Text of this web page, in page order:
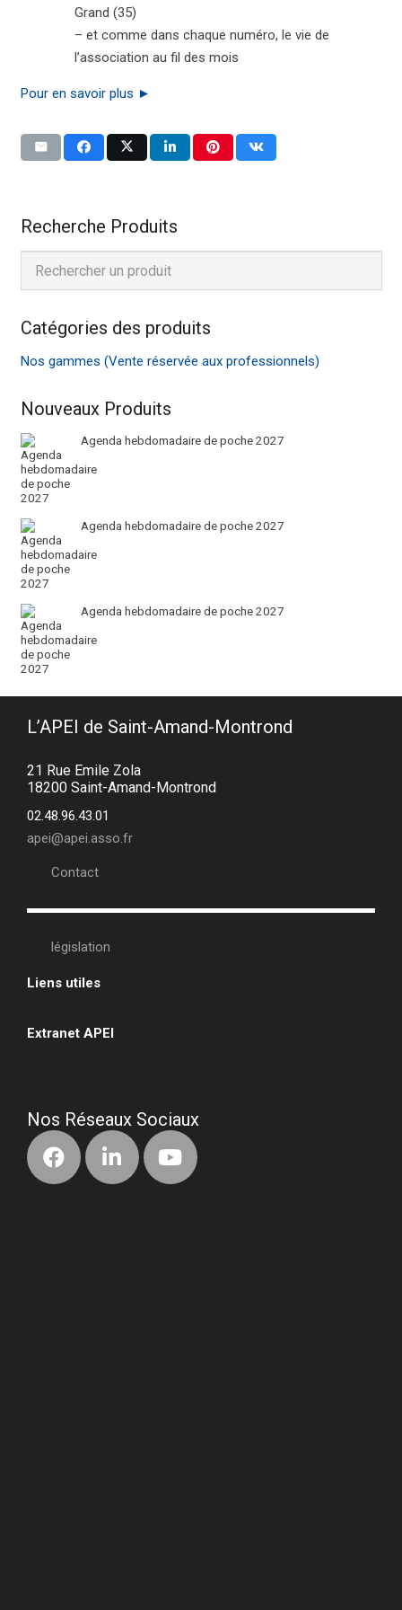
Grand (35)
– et comme dans chaque numéro, le vie de
l’association au fil des mois
Pour en savoir plus ►
Recherche Produits
Catégories des produits
Nos gammes (Vente réservée aux professionnels)
Nouveaux Produits
Agenda hebdomadaire de poche 2027
Agenda hebdomadaire de poche 2027
Agenda hebdomadaire de poche 2027
L’APEI de Saint-Amand-Montrond
21 Rue Emile Zola
18200 Saint-Amand-Montrond
02.48.96.43.01
apei@apei.asso.fr
Contact
législation
Liens utiles
Extranet APEI
Nos Réseaux Sociaux